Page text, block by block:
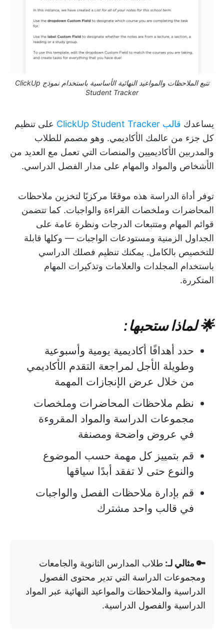
تتبع الملاحظات والمواعيد النهائية الأساسية باستخدام نموذج ClickUp
Student Tracker
يساعدك قالب ClickUp Student Tracker
على تنظيم
كل جزء من عالمك الأكاديمي. وهو مصمم للطلاب
والمدربين الأكاديميين والمنصات التي تعمل مع العديد من
الأشخاص والمواد والمهام على مدار الفصل الدراسي.
توفر أداة الدراسة هذه موقعًا مركزيًا لتخزين ملاحظات
المحاضرات وملخصات القراءة والواجبات. كما تتضمن
قوائم المهام ومتتبعات الدرجات ونظرة عامة على
الجداول الزمنية ومستودعات الواجبات — وكلها قابلة
للتخصيص بالكامل. يمكنك تنظيم فصلك الدراسي
باستخدام المجلدات والعلامات وتذكيرات المهام
المتكررة.
🌟 لماذا ستحبها:
حدد أهدافًا أكاديمية يومية وأسبوعية
وطويلة الأجل لمراجعة التقدم الأكاديمي
من خلال عرض الإنجازات المهمة
نظم ملاحظات المحاضرات وملخصات
مجموعات الدراسة والمواد المقروءة
في عروض واضحة ومصنفة
قم بتمييز كل مهمة حسب الموضوع
والنوع حتى لا تفقد أبدًا سياقها
قم بإدارة ملاحظات الفصل والواجبات
في قالب واحد مشترك
🔑 مثالي لـ: طلاب المدارس الثانوية والجامعات
ومجموعات الدراسة التي تدير محتوى الفصول
الدراسية والملاحظات والمواعيد النهائية عبر المواد
الدراسية والفصول الدراسية.